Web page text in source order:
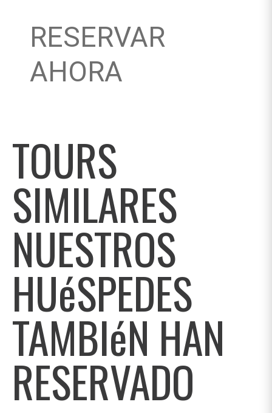
RESERVAR
AHORA
TOURS
SIMILARES
NUESTROS
HUéSPEDES
TAMBIéN HAN
RESERVADO